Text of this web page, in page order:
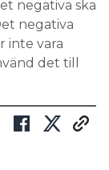
negativa ska
negativa
inte vara
det till